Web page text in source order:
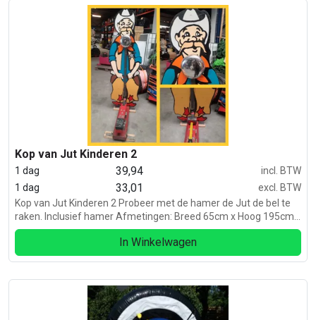
Kop van Jut Kinderen 2
1 dag 39,94
incl. BTW
1 dag
33,01
excl. BTW
Kop van Jut Kinderen 2 Probeer met de hamer de Jut de bel te
raken. Inclusief hamer Afmetingen: Breed 65cm x Hoog 195cm x
Diep 95cm
In Winkelwagen